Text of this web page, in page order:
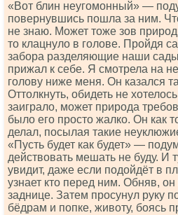
«Вот блин неугомонный» —
повернувшись пошла за ним.
не знаю. Может тоже зов
то клацнуло в голове. Пройдя
забора разделяющие наши
прижал к себе. Я смотрела на
голову ниже меня. Он казался
Оттолкнуть, обидеть не
заиграло, может природа
было его просто жалко. Он как
делал, посылая такие
«Пусть будет как будет» —
действовать мешать не буду. И
увидит, даже если подойдёт в
узнает кто перед ним. Обняв,
заднице. Затем просунул руку
бёдрам и попке, животу, боясь